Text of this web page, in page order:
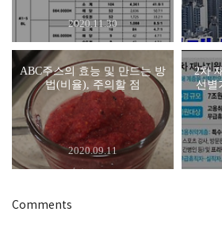
2020.11.30
ABC주스의 효능 및 만드는 방
법(비율), 주의할 점
2020.09.11
2차
선별
Comments